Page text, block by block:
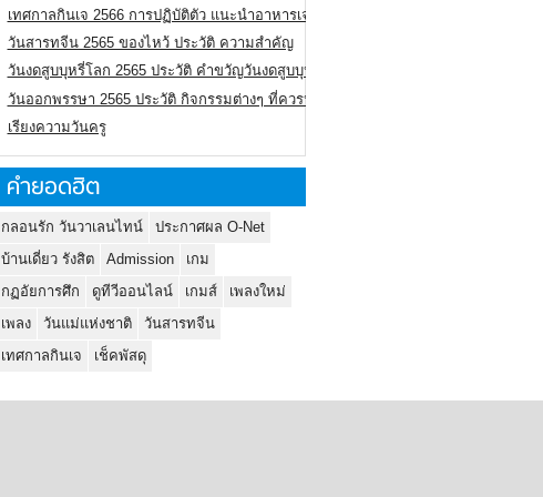
เทศกาลกินเจ 2566 การปฏิบัติตัว แนะนำอาหารเจ
วันสารทจีน 2565 ของไหว้ ประวัติ ความสำคัญ
วันงดสูบบุหรี่โลก 2565 ประวัติ คำขวัญวันงดสูบบุหรี่โลก
วันออกพรรษา 2565 ประวัติ กิจกรรมต่างๆ ที่ควรปฏิบัติ
เรียงความวันครู
คำยอดฮิต
กลอนรัก วันวาเลนไทน์
ประกาศผล O-Net
บ้านเดี่ยว รังสิต
Admission
เกม
กฏอัยการศึก
ดูทีวีออนไลน์ เกมส์
เพลงใหม่
เพลง
วันแม่แห่งชาติ
วันสารทจีน
เทศกาลกินเจ
เช็คพัสดุ